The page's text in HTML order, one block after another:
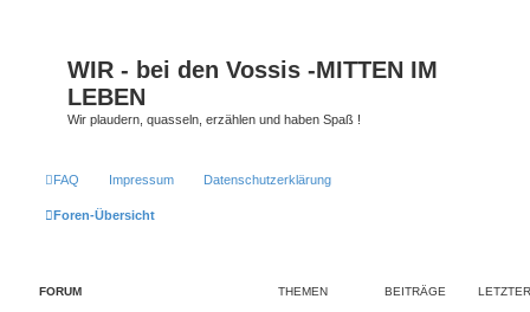
WIR - bei den Vossis -MITTEN IM
LEBEN
Wir plaudern, quasseln, erzählen und haben Spaß !
FAQ Impressum Datenschutzerklärung
Foren-Übersicht
FORUM THEMEN BEITRÄGE